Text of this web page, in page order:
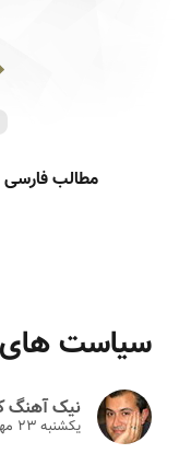
مطالب فارسی
سیاست
نیک آهنگ
یکشنبه ۲۳ مهر ۱۳۹۱